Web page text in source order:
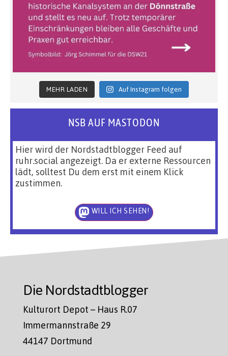
MEHR LADEN Auf Instagram folgen
NSB AUF MASTODON
Hier wird der Nordstadtblogger Feed auf
ruhr.social angezeigt. Da er externe Ressourcen
lädt, solltest Du dem erst mit einem Klick
zustimmen.
WILL ICH SEHEN!
Die Nordstadtblogger
Kulturort Depot – Haus R.07
Immermannstraße 29
44147 Dortmund